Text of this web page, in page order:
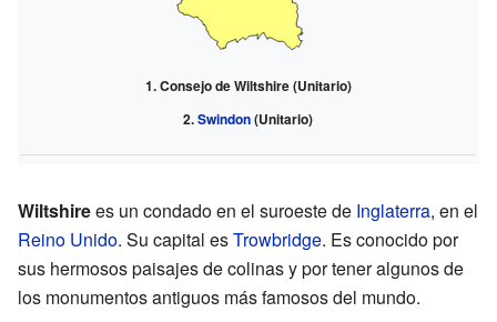
Consejo de Wiltshire (Unitario)
Swindon(Unitario)
Wiltshirees un condado en el suroeste de Inglaterra, en el
Reino Unido. Su capital esTrowbridge. Es conocido por
sus hermosos paisajes de colinas y por tener algunos de
los monumentos antiguos más famosos del mundo.